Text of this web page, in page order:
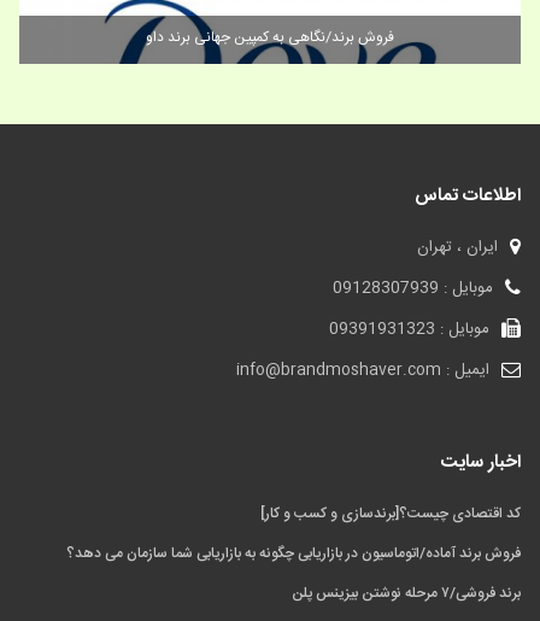
فروش برند/نگاهی به کمپین جهانی برند داو
اطلاعات تماس
ایران ، تهران
موبایل : 09128307939
موبایل : 09391931323
ایمیل : info@brandmoshaver.com
اخبار سایت
کد اقتصادی چیست؟[برندسازی و کسب و کار]
فروش برند آماده/اتوماسیون در بازاریابی چگونه به بازاریابی شما سازمان می‌ دهد؟
برند فروشی/۷ مرحله نوشتن بیزینس پلن